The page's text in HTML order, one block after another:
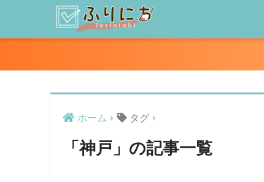
ホーム タグ
「神戸」の記事一覧